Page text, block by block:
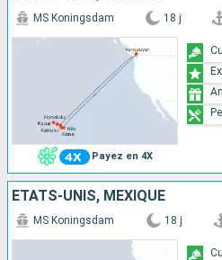
Payez en 4X
MS Koningsdam 18 j
ÉTATS-UNIS, MEXIQUE
MS Koningsdam 18 j